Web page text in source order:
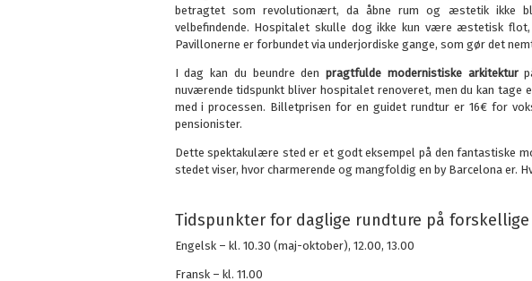
betragtet som revolutionært, da åbne rum og æstetik ikke
velbefindende. Hospitalet skulle dog ikke kun være æstetisk
Pavillonerne er forbundet via underjordiske gange, som gør det
I dag kan du beundre den pragtfulde modernistiske arkitektur
nuværende tidspunkt bliver hospitalet renoveret, men du kan tage
med i processen. Billetprisen for en guidet rundtur er 16€ for
pensionister.
Dette spektakulære sted er et godt eksempel på den fantastiske
stedet viser, hvor charmerende og mangfoldig en by Barcelona er.
Tidspunkter for daglige rundture på forskellige
Engelsk – kl. 10.30 (maj-oktober), 12.00, 13.00
Fransk – kl. 11.00